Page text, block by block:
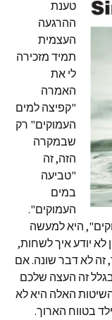
טענת
ההרגעה
העצמית
תמיד מזכירה
לי את
האמרה
"קפיצה למים
העמוקים" רק
שבמקרה
הזה, זה
"טביעה
במים
העמוקים".
היא למעשה
לא יודע איך לשחות,
זה לא דבר שונה. אם
זה העצה שלכם
האלה היא לא
בטווח הארוך.